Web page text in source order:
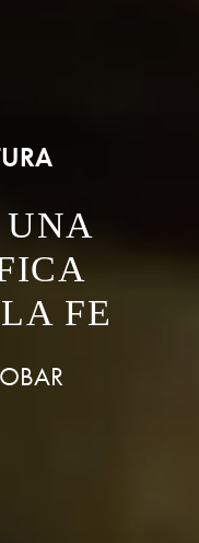
UNA
FE